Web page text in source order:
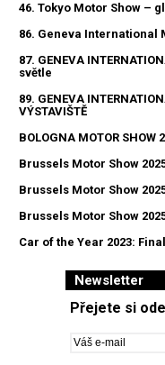
46. Tokyo Motor Show –
86. Geneva International
87. GENEVA
světle
89. GENEVA
VÝSTAVIŠTĚ
BOLOGNA MOTOR SHOW
Brussels Motor Show
Brussels Motor Show
Brussels Motor Show
Car of the Year 2023:
Newsletter
Přejete si